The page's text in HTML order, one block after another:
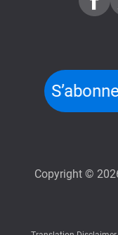
Copyright ©